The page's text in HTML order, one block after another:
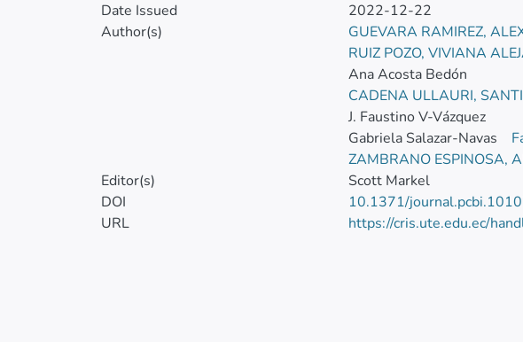
Date Issued
2022-12-22
Author(s)
GUEVARA RAMIREZ,
RUIZ POZO, VIVIANA
Ana Acosta Bedón
CADENA ULLAURI,
J. Faustino V-Vázquez
Gabriela Salazar-Navas
ZAMBRANO ESPINOSA,
Editor(s)
Scott Markel
DOI
10.1371/
URL
https://cris.ute.edu.ec/